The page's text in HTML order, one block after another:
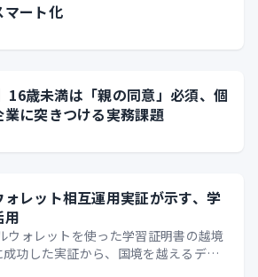
マート化
16歳未満は「親の同意」必須、個
に突きつける実務課題
レット相互運用実証が示す、学
用
ウォレットを使った学習証明書の越境
功した実証から、国境を越えるデジ
理します。